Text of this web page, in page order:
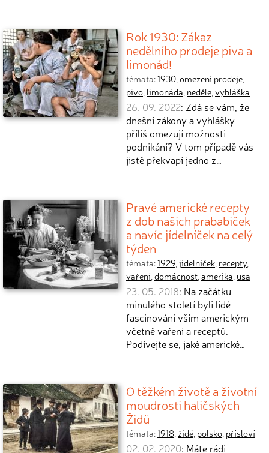
Rok 1930: Zákaz
nedělního prodeje piva a
limonád!
témata:1930,omezení prodeje,
pivo, limonáda, neděle,vyhláška
26. 09. 2022: Zdá se vám, že
dnešní zákony a vyhlášky
příliš omezují možnosti
podnikání? V tom případě vás
jistě překvapí jedno z…
Pravé americké recepty
z dob našich prababiček
a navíc jídelníček na celý
týden
témata:1929,jídelníček, recepty,
vaření,domácnost,amerika, usa
23. 05. 2018: Na začátku
minulého století byli lidé
fascinováni vším americkým -
včetně vaření a receptů.
Podívejte se, jaké americké…
O těžkém životě a životní
moudrosti haličských
Židů
témata:1918, židé, polsko, přísloví
02. 02. 2020: Máte rádi